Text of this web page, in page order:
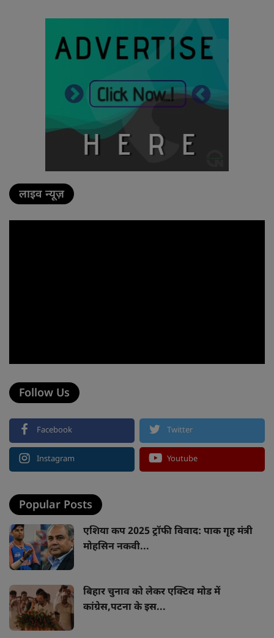
लाइव न्यूज़
Follow Us
Facebook Twitter
Instagram Youtube
Popular Posts
एशिया कप 2025 ट्रॉफी विवाद: पाक गृह मंत्री
मोहसिन नकवी...
बिहार चुनाव को लेकर एक्टिव मोड में
कांग्रेस,पटना के इस...